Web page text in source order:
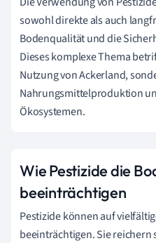
sowohl direkte als auch
Bodenqualität und die
Dieses komplexe Thema
Nutzung von Ackerland,
Nahrungsmittelproduktion
Ökosystemen.
Wie Pestizide die
beeinträchtigen
Pestizide können auf
beeinträchtigen. Sie